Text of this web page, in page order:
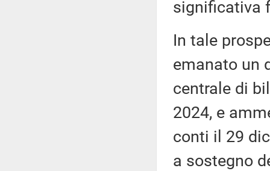
significativa
In tale
emanato un
centrale di
2024, e
conti il 29
a sostegno